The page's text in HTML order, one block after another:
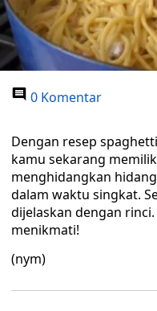
0 Komentar
Dengan resep
kamu sekarang
menghidangkan
dalam waktu singkat.
dijelaskan dengan
menikmati!
(nym)